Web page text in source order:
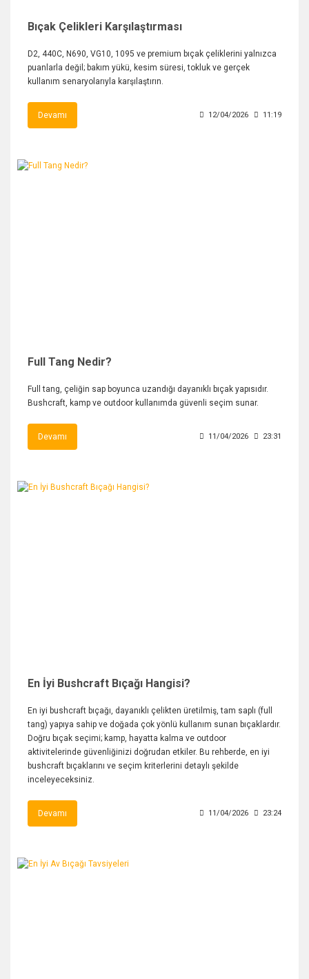
Bıçak Çelikleri Karşılaştırması
D2, 440C, N690, VG10, 1095 ve premium bıçak çeliklerini yalnızca
puanlarla değil; bakım yükü, kesim süresi, tokluk ve gerçek
kullanım senaryolarıyla karşılaştırın.
Devamı 12/04/2026 11:19
Full Tang Nedir?
Full tang, çeliğin sap boyunca uzandığı dayanıklı bıçak yapısıdır.
Bushcraft, kamp ve outdoor kullanımda güvenli seçim sunar.
Devamı 11/04/2026 23:31
En İyi Bushcraft Bıçağı Hangisi?
En iyi bushcraft bıçağı, dayanıklı çelikten üretilmiş, tam saplı (full
tang) yapıya sahip ve doğada çok yönlü kullanım sunan bıçaklardır.
Doğru bıçak seçimi; kamp, hayatta kalma ve outdoor
aktivitelerinde güvenliğinizi doğrudan etkiler. Bu rehberde, en iyi
bushcraft bıçaklarını ve seçim kriterlerini detaylı şekilde
inceleyeceksiniz.
Devamı 11/04/2026 23:24